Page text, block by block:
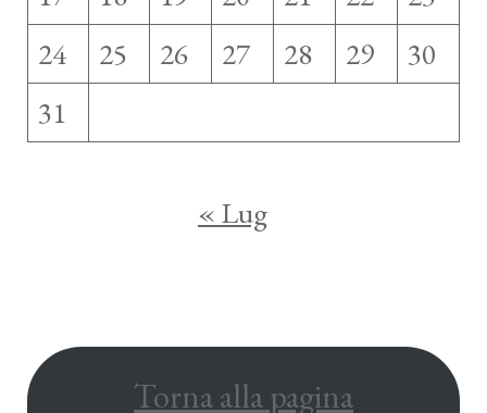
24
25 26 27 28 29
30
31
« Lug
Torna alla pagina